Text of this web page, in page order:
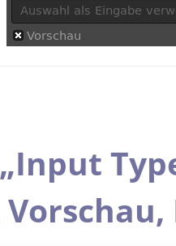
„Input
Vorschau,